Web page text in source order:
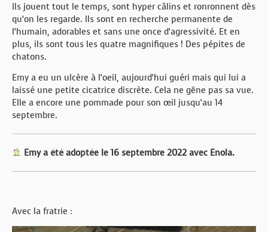
Ils jouent tout le temps, sont hyper câlins et ronronnent dès
qu’on les regarde. Ils sont en recherche permanente de
l’humain, adorables et sans une once d’agressivité. Et en
plus, ils sont tous les quatre magnifiques ! Des pépites de
chatons.
Emy a eu un ulcère à l’oeil, aujourd’hui guéri mais qui lui a
laissé une petite cicatrice discrète. Cela ne gêne pas sa vue.
Elle a encore une pommade pour son œil jusqu’au 14
septembre.
Emy a été adoptée le 16 septembre 2022 avec Enola.
Avec la fratrie :